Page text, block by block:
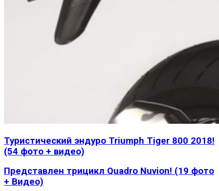
Туристический эндуро Triumph Tiger 800 2018!
(54 фото + видео)
Представлен трицикл Quadro Nuvion! (19 фото
+ Видео)